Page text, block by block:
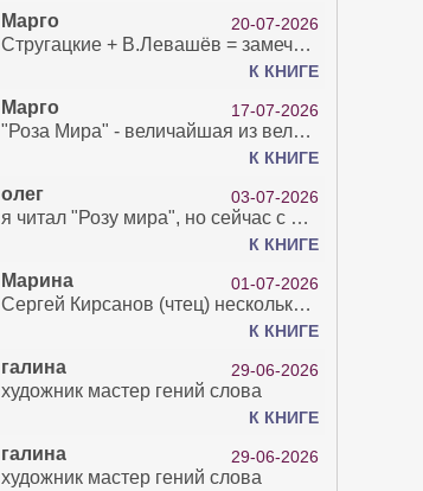
Марго 20-07-2026
Стругацкие + В.Левашёв = замечательно!
К КНИГЕ
Марго 17-07-2026
"Роза Мира" - величайшая из великих Книг - она отвечает на все вопросы, прочитать её нелегко...
К КНИГЕ
олег 03-07-2026
я читал "Розу мира", но сейчас с возрастом зрение рухнуло. Но хочется ещё почитать. Просто захватывает. Хорошо, что есть А КНИГА. Спасибо за вашу работу.
К КНИГЕ
Марина 01-07-2026
Сергей Кирсанов (чтец) несколько раз рыгнул в микрофон. В наушниках это было хорошо слышно и сильно неприятно. Я понимаю, что это бесплатная аудиокнига, но не до такой же степени наплевать на слушателя..
К КНИГЕ
галина 29-06-2026
художник мастер гений слова
К КНИГЕ
галина 29-06-2026
художник мастер гений слова